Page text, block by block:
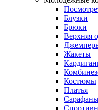
Блузки
Брюки
Верхняя
Жакеты
Костюмы
Платья